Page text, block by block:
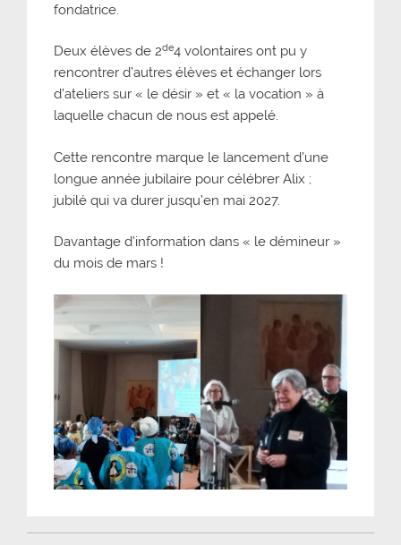
fondatrice.
Deux élèves de 2de4 volontaires ont pu y
rencontrer d’autres élèves et échanger lors
d’ateliers sur « le désir » et « la vocation » à
laquelle chacun de nous est appelé.
Cette rencontre marque le lancement d’une
longue année jubilaire pour célébrer Alix ;
jubilé qui va durer jusqu’en mai 2027.
Davantage d’information dans « le démineur »
du mois de mars !